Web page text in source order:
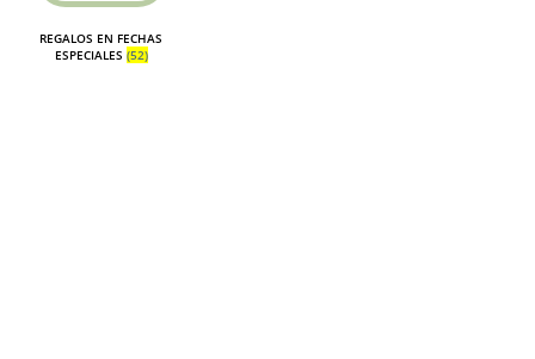
REGALOS EN FECHAS
ESPECIALES (52)